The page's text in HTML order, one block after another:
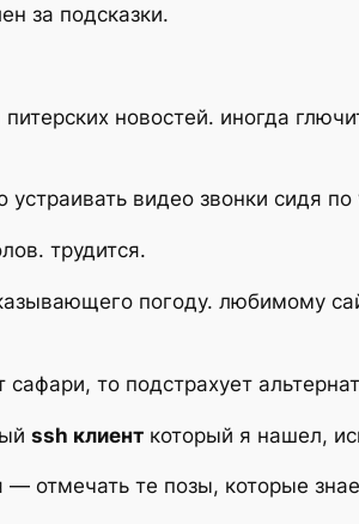
за подсказки.
новостей. иногда
видео звонки сидя
трудится.
погоду. любимому
то подстрахует
ssh клиент который я нашел,
— отмечать те позы, которые